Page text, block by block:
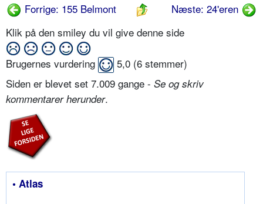
Forrige: 155 Belmont
Næste: 24'eren
Klik på den smiley du vil give denne side
Brugernes vurdering 5,0 (6 stemmer)
Siden er blevet set 7.009 gange - Se og skriv
kommentarer herunder.
• Atlas